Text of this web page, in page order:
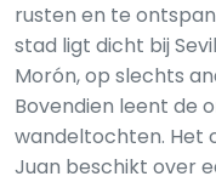
rusten en te
stad ligt dicht bij
Morón, op slechts
Bovendien leent de
wandeltochten. Het
Juan beschikt over